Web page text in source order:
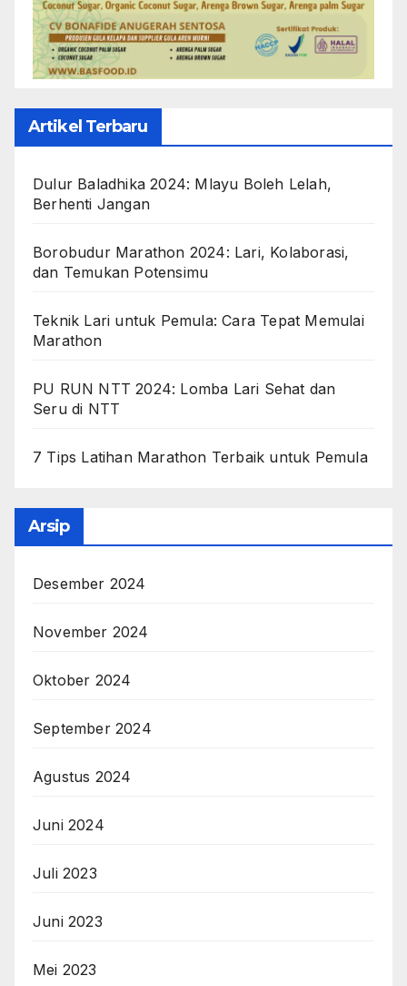
Artikel Terbaru
Dulur Baladhika 2024: Mlayu Boleh Lelah,
Berhenti Jangan
Borobudur Marathon 2024: Lari, Kolaborasi,
dan Temukan Potensimu
Teknik Lari untuk Pemula: Cara Tepat Memulai
Marathon
PU RUN NTT 2024: Lomba Lari Sehat dan
Seru di NTT
7 Tips Latihan Marathon Terbaik untuk Pemula
Arsip
Desember 2024
November 2024
Oktober 2024
September 2024
Agustus 2024
Juni 2024
Juli 2023
Juni 2023
Mei 2023